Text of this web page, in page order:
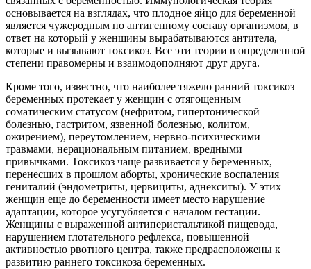
основывается на взглядах, что плодное яйцо для беременной
является чужеродным по антигенному составу организмом, в
ответ на который у женщины вырабатываются антитела,
которые и вызывают токсикоз. Все эти теории в определенной
степени правомерны и взаимодополняют друг друга.
Кроме того, известно, что наиболее тяжело ранний токсикоз
беременных протекает у женщин с отягощенным
соматическим статусом (нефритом, гипертонической
болезнью, гастритом, язвенной болезнью, колитом,
ожирением), переутомлением, нервно-психическими
травмами, нерациональным питанием, вредными
привычками. Токсикоз чаще развивается у беременных,
перенесших в прошлом аборты, хронические воспаления
гениталий (эндометриты, цервициты, аднекситы). У этих
женщин еще до беременности имеет место нарушение
адаптации, которое усугубляется с началом гестации.
Женщины с выраженной антиперистальтикой пищевода,
нарушением глотательного рефлекса, повышенной
активностью рвотного центра, также предрасположены к
развитию раннего токсикоза беременных.